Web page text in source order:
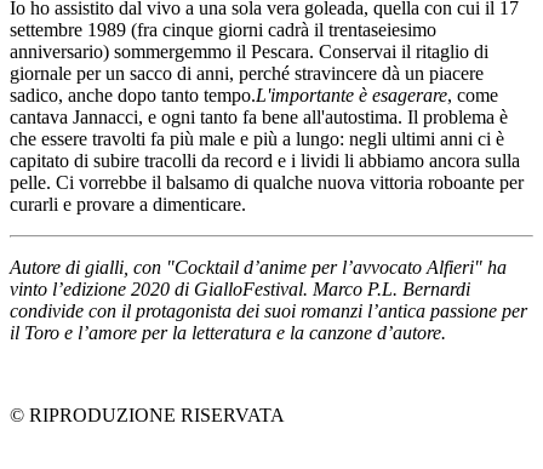
Io ho assistito dal vivo a una sola vera goleada, quella con cui il 17
settembre 1989 (fra cinque giorni cadrà il trentaseiesimo
anniversario) sommergemmo il Pescara. Conservai il ritaglio di
giornale per un sacco di anni, perché stravincere dà un piacere
sadico, anche dopo tanto tempo.L'importante è esagerare, come
cantava Jannacci, e ogni tanto fa bene all'autostima. Il problema è
che essere travolti fa più male e più a lungo: negli ultimi anni ci è
capitato di subire tracolli da record e i lividi li abbiamo ancora sulla
pelle. Ci vorrebbe il balsamo di qualche nuova vittoria roboante per
curarli e provare a dimenticare.
Autore di gialli, con "Cocktail d’anime per l’avvocato Alfieri" ha
vinto l’edizione 2020 di GialloFestival. Marco P.L. Bernardi
condivide con il protagonista dei suoi romanzi l’antica passione per
il Toro e l’amore per la letteratura e la canzone d’autore.
© RIPRODUZIONE RISERVATA